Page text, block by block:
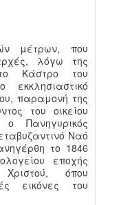
μέτρων, που
λόγω της
Κάστρο του
εκκλησιαστικό
παραμονή της
του οικείου
Πανηγυρικός
Ναό
το 1846
εποχής
όπου
εικόνες του